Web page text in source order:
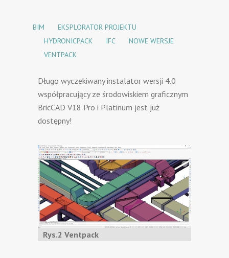
BIM
EKSPLORATOR PROJEKTU
HYDRONICPACK
IFC
NOWE WERSJE
VENTPACK
Długo wyczekiwany instalator wersji 4.0
współpracujący ze środowiskiem graficznym
BricCAD V18 Pro i Platinum jest już
dostępny!
Rys.2 Ventpack